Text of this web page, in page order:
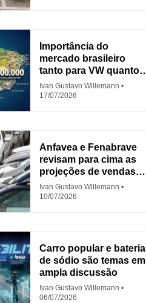
Importância do
mercado brasileiro
tanto para VW quanto
para Fiat
Ivan Gustavo Willemann
17/07/2026
Anfavea e Fenabrave
revisam para cima as
projeções de vendas
em 2026
Ivan Gustavo Willemann
10/07/2026
Carro popular e bateria
de sódio são temas em
ampla discussão
Ivan Gustavo Willemann
06/07/2026